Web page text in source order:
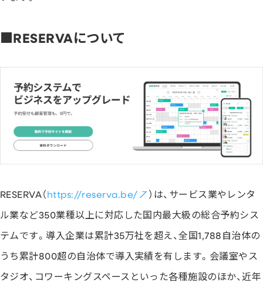
■RESERVAについて
RESERVA（https://reserva.be/
）は、サービス業やレンタ
ル業など350業種以上に対応した国内最大級の総合予約シス
テムです。導入企業は累計35万社を超え、全国1,788自治体の
うち累計800超の自治体で導入実績を有します。会議室やス
タジオ、コワーキングスペースといった各種施設のほか、近年